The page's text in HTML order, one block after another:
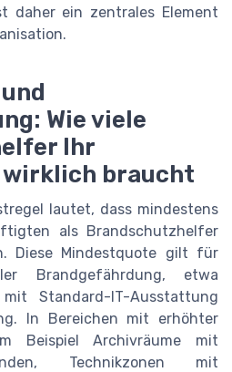
daher ein zentrales Element
Wie viele
Ihr
wirklich braucht
lautet, dass mindestens
als Brandschutzhelfer
Diese Mindestquote gilt für
Brandgefährdung, etwa
Standard-IT-Ausstattung
In Bereichen mit erhöhter
Beispiel Archivräume mit
Technikzonen mit